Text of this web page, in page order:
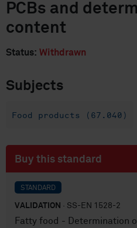
PCBs and
content
Status: Withdrawn
Subjects
Food products (67.040)
Buy this standard
STANDARD
VALIDATION · SS-EN 1528-2
Fatty food - Determination